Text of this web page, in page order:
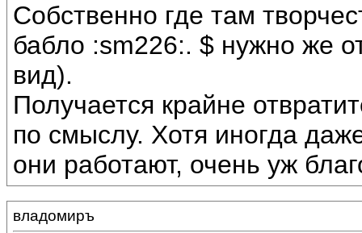
Собственно где там
бабло :sm226:. $ нужно же
вид).
Получается крайне
по смыслу. Хотя иногда
они работают, очень уж
владомиръ